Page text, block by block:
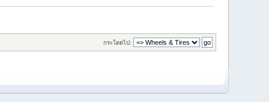
กระโดดไป: